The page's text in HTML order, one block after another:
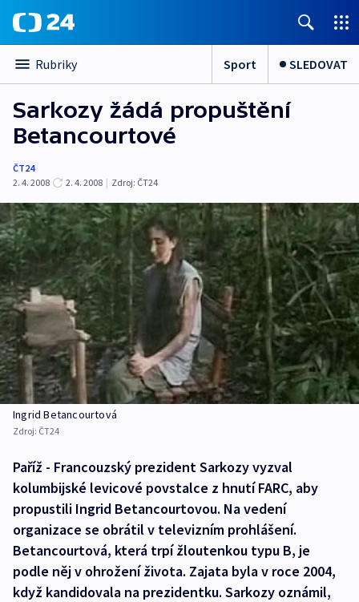
Rubriky Sport SLEDOVAT
Sarkozy žádá propuštění
Betancourtové
ČT24
2. 4. 2008
2. 4. 2008 | Zdroj: ČT24
Ingrid Betancourtová
Zdroj: ČT24
Paříž - Francouzský prezident Sarkozy vyzval
kolumbijské levicové povstalce z hnutí FARC, aby
propustili Ingrid Betancourtovou. Na vedení
organizace se obrátil v televizním prohlášení.
Betancourtová, která trpí žloutenkou typu B, je
podle něj v ohrožení života. Zajata byla v roce 2004,
když kandidovala na prezidentku. Sarkozy oznámil,